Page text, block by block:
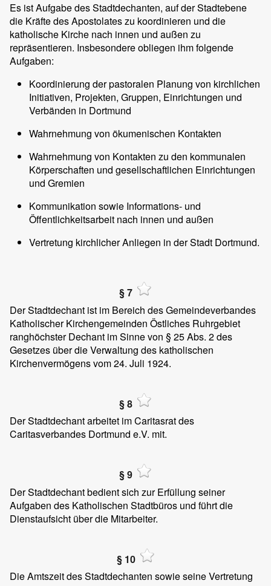
Es ist Aufgabe des Stadtdechanten, auf der Stadtebene
die Kräfte des Apostolates zu koordinieren und die
katholische Kirche nach innen und außen zu
repräsentieren. Insbesondere obliegen ihm folgende
Aufgaben:
Koordinierung der pastoralen Planung von kirchlichen
Initiativen, Projekten, Gruppen, Einrichtungen und
Verbänden in Dortmund
Wahrnehmung von ökumenischen Kontakten
Wahrnehmung von Kontakten zu den kommunalen
Körperschaften und gesellschaftlichen Einrichtungen
und Gremien
Kommunikation sowie Informations- und
Öffentlichkeitsarbeit nach innen und außen
Vertretung kirchlicher Anliegen in der Stadt Dortmund.
§ 7
Der Stadtdechant ist im Bereich des Gemeindeverbandes
Katholischer Kirchengemeinden Östliches Ruhrgebiet
ranghöchster Dechant im Sinne von § 25 Abs. 2 des
Gesetzes über die Verwaltung des katholischen
Kirchenvermögens vom 24. Juli 1924.
§ 8
Der Stadtdechant arbeitet im Caritasrat des
Caritasverbandes Dortmund e.V. mit.
§ 9
Der Stadtdechant bedient sich zur Erfüllung seiner
Aufgaben des Katholischen Stadtbüros und führt die
Dienstaufsicht über die Mitarbeiter.
§ 10
Die Amtszeit des Stadtdechanten sowie seine Vertretung